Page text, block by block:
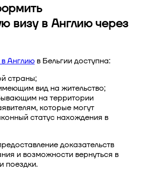
визу в Англию через
Англию в Бельгии доступна:
страны;
вид на жительство;
на территории
которые могут
статус нахождения в
доказательств
и возможности вернуться в
поездки.